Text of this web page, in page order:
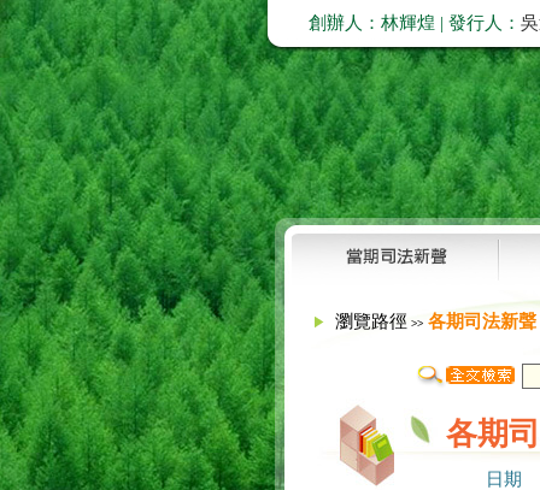
創辦人：林輝煌 | 發行人：
瀏覽路徑 >> 各期司法新聲
各期
日期